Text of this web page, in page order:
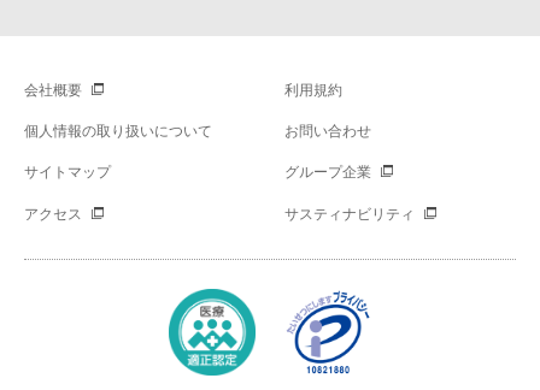
会社概要 利用規約
個人情報の取り扱いについて お問い合わせ
サイトマップ グループ企業
アクセス サスティナビリティ